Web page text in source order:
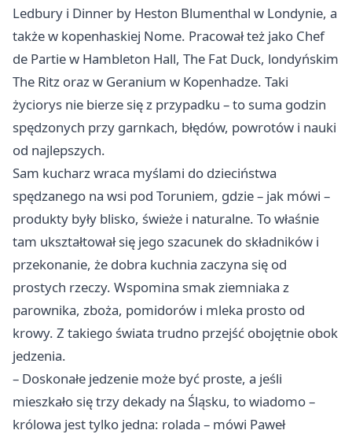
Ledbury i Dinner by Heston Blumenthal w Londynie, a
także w kopenhaskiej Nome. Pracował też jako Chef
de Partie w Hambleton Hall, The Fat Duck, londyńskim
The Ritz oraz w Geranium w Kopenhadze. Taki
życiorys nie bierze się z przypadku – to suma godzin
spędzonych przy garnkach, błędów, powrotów i nauki
od najlepszych.
Sam kucharz wraca myślami do dzieciństwa
spędzanego na wsi pod Toruniem, gdzie – jak mówi –
produkty były blisko, świeże i naturalne. To właśnie
tam ukształtował się jego szacunek do składników i
przekonanie, że dobra kuchnia zaczyna się od
prostych rzeczy. Wspomina smak ziemniaka z
parownika, zboża, pomidorów i mleka prosto od
krowy. Z takiego świata trudno przejść obojętnie obok
jedzenia.
– Doskonałe jedzenie może być proste, a jeśli
mieszkało się trzy dekady na Śląsku, to wiadomo –
królowa jest tylko jedna: rolada – mówi Paweł